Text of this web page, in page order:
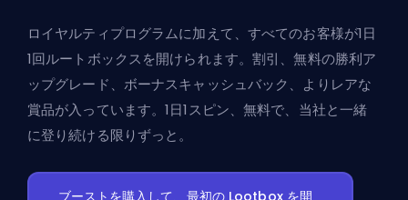
ロイヤルティプログラムに加えて、すべてのお客様が1日
1回ルートボックスを開けられます。割引、無料の勝利ア
ップグレード、ボーナスキャッシュバック、よりレアな
賞品が入っています。1日1スピン、無料で、当社と一緒
に登り続ける限りずっと。
ブーストを購入して、最初の Lootbox を開